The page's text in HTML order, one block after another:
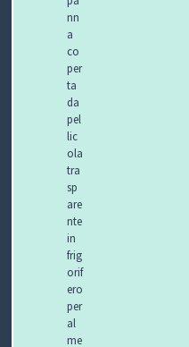
nn
a
co
per
ta
da
pel
lic
ola
tra
sp
are
nte
in
frig
orif
ero
per
al
me